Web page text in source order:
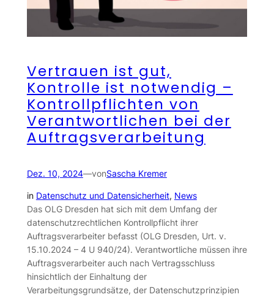
Vertrauen ist gut,
Kontrolle ist notwendig –
Kontrollpflichten von
Verantwortlichen bei der
Auftragsverarbeitung
Dez. 10, 2024—vonSascha Kremer
in Datenschutz und Datensicherheit, News
Das OLG Dresden hat sich mit dem Umfang der
datenschutzrechtlichen Kontrollpflicht ihrer
Auftragsverarbeiter befasst (OLG Dresden, Urt. v.
15.10.2024 – 4 U 940/24). Verantwortliche müssen ihre
Auftragsverarbeiter auch nach Vertragsschluss
hinsichtlich der Einhaltung der
Verarbeitungsgrundsätze, der Datenschutzprinzipien